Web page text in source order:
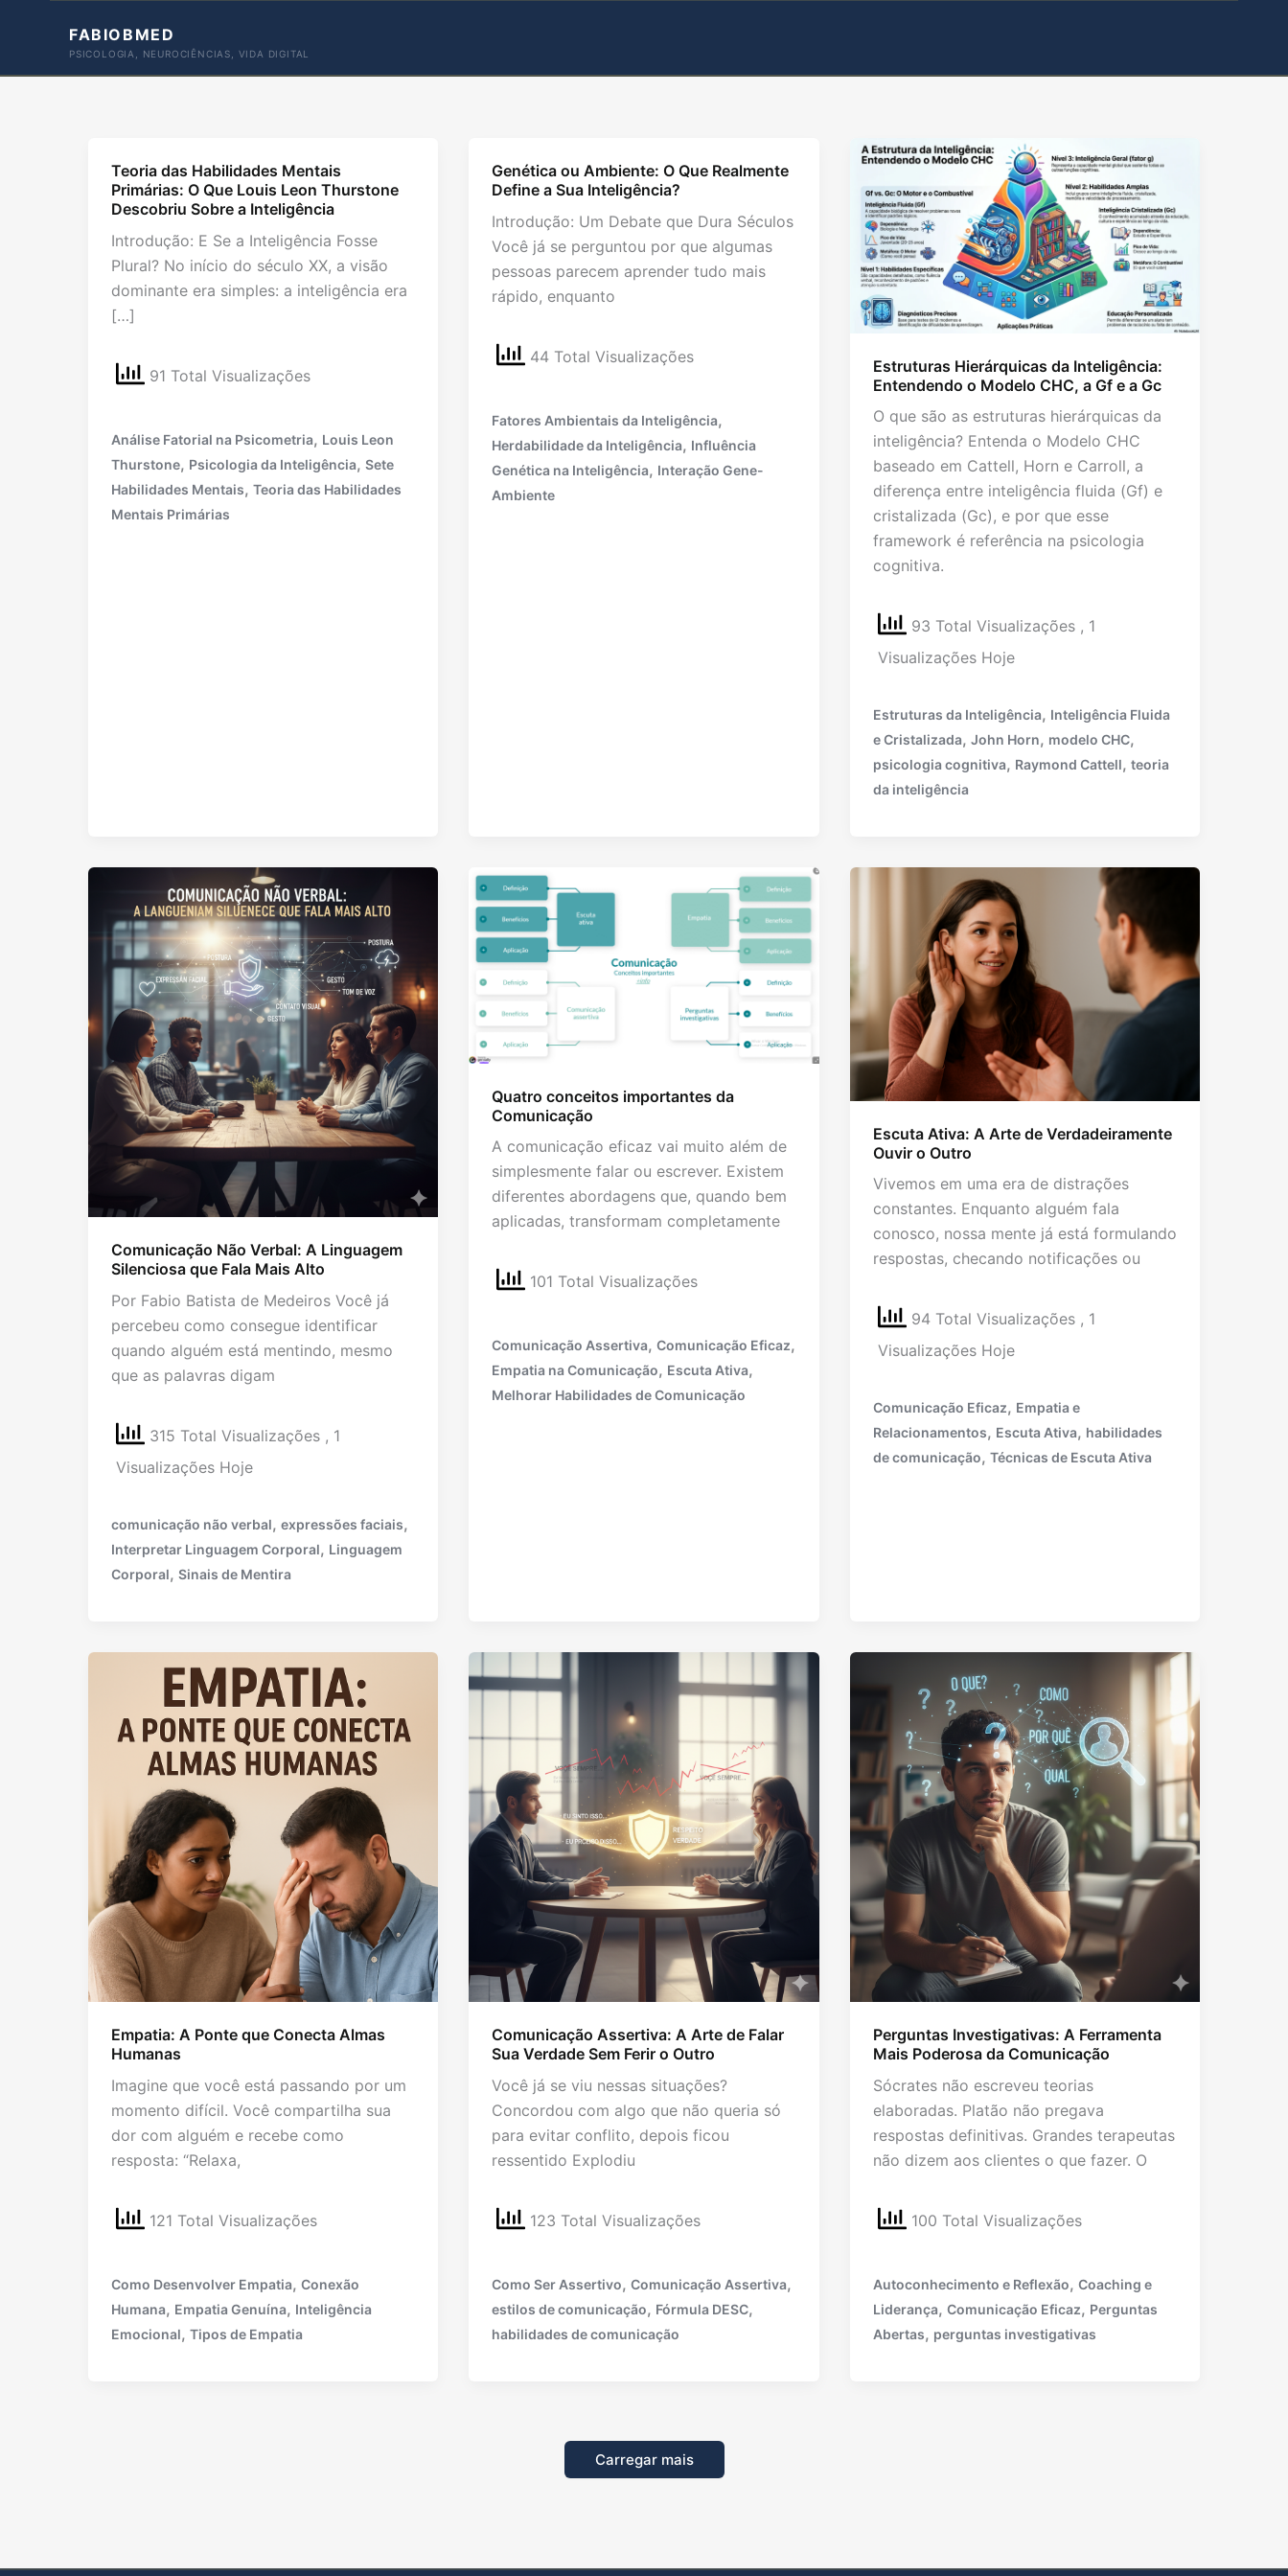
FABIOBMED
PSICOLOGIA, NEUROCIÊNCIAS, VIDA DIGITAL
Teoria das Habilidades Mentais
Primárias: O Que Louis Leon Thurstone
Descobriu Sobre a Inteligência
Introdução: E Se a Inteligência Fosse
Plural? No início do século XX, a visão
dominante era simples: a inteligência era
[…]
91 Total Visualizações
Análise Fatorial na Psicometria, Louis Leon
Thurstone, Psicologia da Inteligência, Sete
Habilidades Mentais, Teoria das Habilidades
Mentais Primárias
Genética ou Ambiente: O Que Realmente
Define a Sua Inteligência?
Introdução: Um Debate que Dura Séculos
Você já se perguntou por que algumas
pessoas parecem aprender tudo mais
rápido, enquanto
44 Total Visualizações
Fatores Ambientais da Inteligência,
Herdabilidade da Inteligência, Influência
Genética na Inteligência, Interação Gene-
Ambiente
Estruturas Hierárquicas da Inteligência:
Entendendo o Modelo CHC, a Gf e a Gc
O que são as estruturas hierárquicas da
inteligência? Entenda o Modelo CHC
baseado em Cattell, Horn e Carroll, a
diferença entre inteligência fluida (Gf) e
cristalizada (Gc), e por que esse
framework é referência na psicologia
cognitiva.
93 Total Visualizações , 1
Visualizações Hoje
Estruturas da Inteligência, Inteligência Fluida
e Cristalizada, John Horn, modelo CHC,
psicologia cognitiva, Raymond Cattell, teoria
da inteligência
Comunicação Não Verbal: A Linguagem
Silenciosa que Fala Mais Alto
Por Fabio Batista de Medeiros Você já
percebeu como consegue identificar
quando alguém está mentindo, mesmo
que as palavras digam
315 Total Visualizações , 1
Visualizações Hoje
comunicação não verbal, expressões faciais,
Interpretar Linguagem Corporal, Linguagem
Corporal, Sinais de Mentira
Quatro conceitos importantes da
Comunicação
A comunicação eficaz vai muito além de
simplesmente falar ou escrever. Existem
diferentes abordagens que, quando bem
aplicadas, transformam completamente
101 Total Visualizações
Comunicação Assertiva,Comunicação Eficaz,
Empatia na Comunicação, Escuta Ativa,
Melhorar Habilidades de Comunicação
Escuta Ativa: A Arte de Verdadeiramente
Ouvir o Outro
Vivemos em uma era de distrações
constantes. Enquanto alguém fala
conosco, nossa mente já está formulando
respostas, checando notificações ou
94 Total Visualizações , 1
Visualizações Hoje
Comunicação Eficaz, Empatia e
Relacionamentos, Escuta Ativa, habilidades
de comunicação, Técnicas de Escuta Ativa
Empatia: A Ponte que Conecta Almas
Humanas
Imagine que você está passando por um
momento difícil. Você compartilha sua
dor com alguém e recebe como
resposta: “Relaxa,
121 Total Visualizações
Como Desenvolver Empatia, Conexão
Humana, Empatia Genuína, Inteligência
Emocional, Tipos de Empatia
Comunicação Assertiva: A Arte de Falar
Sua Verdade Sem Ferir o Outro
Você já se viu nessas situações?
Concordou com algo que não queria só
para evitar conflito, depois ficou
ressentido Explodiu
123 Total Visualizações
Como Ser Assertivo,Comunicação Assertiva,
estilos de comunicação, Fórmula DESC,
habilidades de comunicação
Perguntas Investigativas: A Ferramenta
Mais Poderosa da Comunicação
Sócrates não escreveu teorias
elaboradas. Platão não pregava
respostas definitivas. Grandes terapeutas
não dizem aos clientes o que fazer. O
100 Total Visualizações
Autoconhecimento e Reflexão, Coaching e
Liderança, Comunicação Eficaz, Perguntas
Abertas, perguntas investigativas
Carregar mais